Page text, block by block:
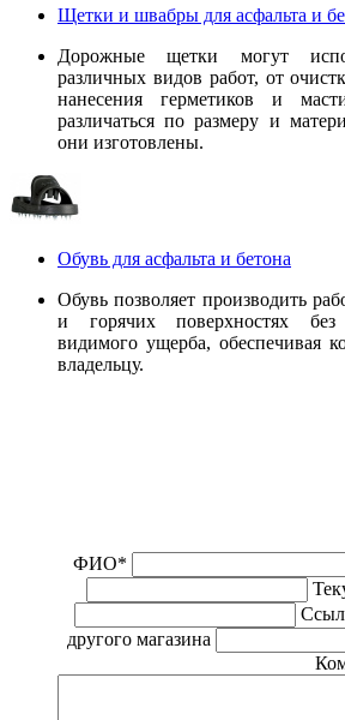
Щетки и швабры для асфальта и
Дорожные щетки могут
различных видов работ, от
нанесения герметиков и
различаться по размеру и
они изготовлены.
Обувь для асфальта и бетона
Обувь позволяет производить
и горячих поверхностях
видимого ущерба, обеспечивая
владельцу.
ФИО*
другого магазина